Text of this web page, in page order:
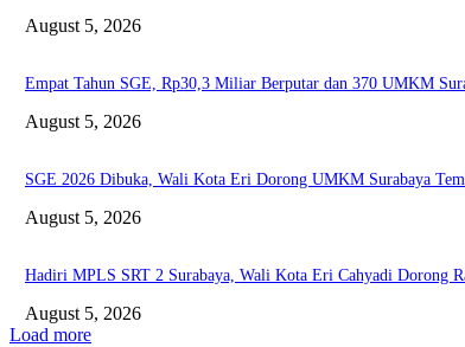
August 5, 2026
Empat Tahun SGE, Rp30,3 Miliar Berputar dan 370 UMKM
August 5, 2026
SGE 2026 Dibuka, Wali Kota Eri Dorong UMKM Surabaya
August 5, 2026
Hadiri MPLS SRT 2 Surabaya, Wali Kota Eri Cahyadi Dorong
August 5, 2026
Load more